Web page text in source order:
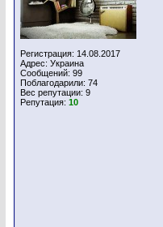
Регистрация: 14.08.2017
Адрес: Украина
Сообщений: 99
Поблагодарили: 74
Вес репутации: 9
Репутация: 10